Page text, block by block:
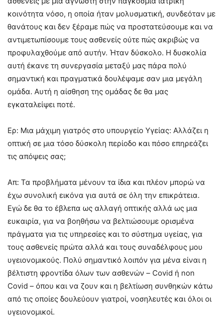
κοινότητα νόσο, η οποία ήταν μολυσματική, συνδεόταν με
θανάτους και δεν ξέραμε πώς να προστατεύσουμε και να
αντιμετωπίσουμε τους ασθενείς ούτε πώς ακριβώς να
προφυλαχθούμε από αυτήν. Ήταν δύσκολο. Η δυσκολία
αυτή έκανε τη συνεργασία μεταξύ μας πάρα πολύ
σημαντική και πραγματικά δουλέψαμε σαν μια μεγάλη
ομάδα. Αυτή η αίσθηση της ομάδας δε θα μας
εγκαταλείψει ποτέ.
Ερ: Μια μάχιμη γιατρός στο υπουργείο Υγείας: Αλλάζει η
οπτική σε μια τόσο δύσκολη περίοδο και πόσο επηρεάζει
τις απόψεις σας;
Απ: Τα προβλήματα μένουν τα ίδια και πλέον μπορώ να
έχω συνολική εικόνα για αυτά σε όλη την επικράτεια.
Εγώ δε θα το έβλεπα ως αλλαγή οπτικής αλλά ως μια
ευκαιρία, για να βοηθήσω να βελτιώσουμε ορισμένα
πράγματα για τις υπηρεσίες και το σύστημα υγείας, για
τους ασθενείς πρώτα αλλά και τους συναδέλφους μου
υγειονομικούς. Πολύ σημαντικό λοιπόν για μένα είναι η
βέλτιστη φροντίδα όλων των ασθενών – Covid ή non
Covid – όπου και να ζουν και η βελτίωση συνθηκών κάτω
από τις οποίες δουλεύουν γιατροί, νοσηλευτές και όλοι οι
υγειονομικοί.